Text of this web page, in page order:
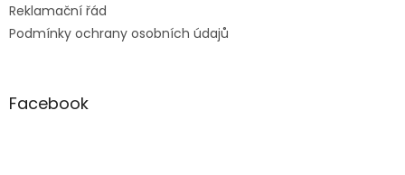
Reklamační řád
Podmínky ochrany osobních údajů
Facebook